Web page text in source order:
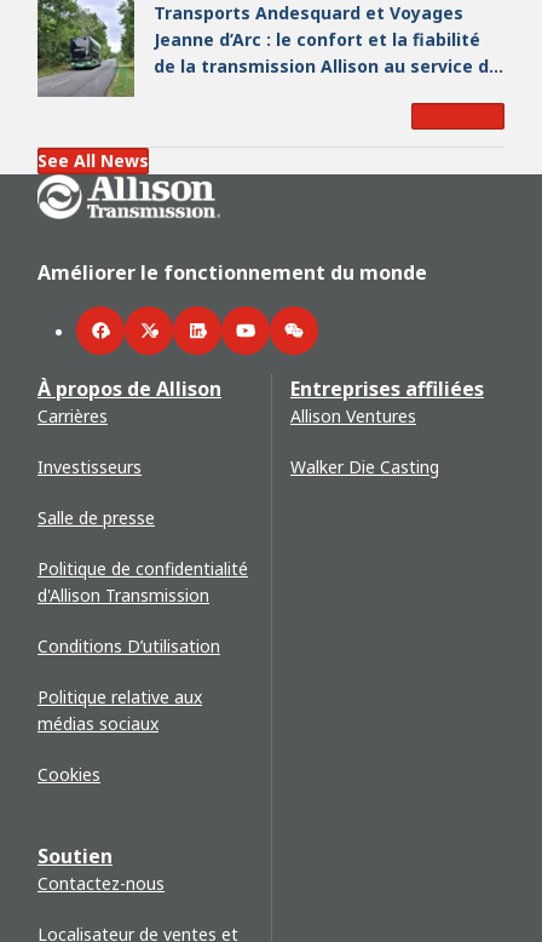
Transports Andesquard et Voyages
Jeanne d’Arc : le confort et la fiabilité
de la transmission Allison au service du
See All News
Go Home
Améliorer le fonctionnement du monde
FacebookTwitterLinkedInYouTubeWeChat
À propos de Allison
Carrières
Investisseurs
Salle de presse
Politique de confidentialité
d'Allison Transmission
Conditions D’utilisation
Politique relative aux
médias sociaux
Cookies
Soutien
Contactez-nous
Localisateur de ventes et
Entreprises affiliées
Allison Ventures
Walker Die Casting